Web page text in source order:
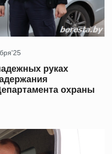
руках
охраны